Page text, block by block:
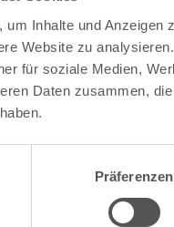
um Inhalte und
Website zu
für soziale Medien,
Daten zusammen,
Präferenzen